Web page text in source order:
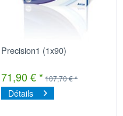
Precision1 (1x90)
71,90 € * 107,70 € *
Détails